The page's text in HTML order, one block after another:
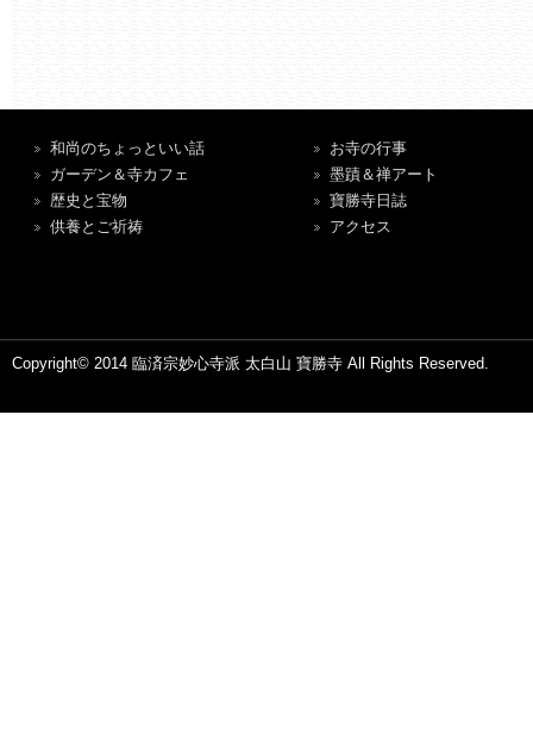
和尚のちょっといい話
ガーデン＆寺カフェ
歴史と宝物
供養とご祈祷
お寺の行事
墨蹟＆禅アート
寶勝寺日誌
アクセス
Copyright© 2014 臨済宗妙心寺派 太白山 寶勝寺 All Rights Reserved.